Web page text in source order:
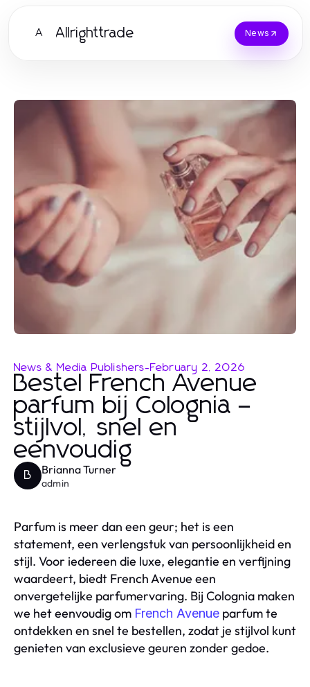
A Allrighttrade News
News & Media Publishers-February 2, 2026
Bestel French Avenue
parfum bij Colognia –
stijlvol, snel en
eenvoudig
B Brianna Turner
admin
Parfum is meer dan een geur; het is een
statement, een verlengstuk van persoonlijkheid en
stijl. Voor iedereen die luxe, elegantie en verfijning
waardeert, biedt French Avenue een
onvergetelijke parfumervaring. Bij Colognia maken
we het eenvoudig om French Avenue parfum te
ontdekken en snel te bestellen, zodat je stijlvol kunt
genieten van exclusieve geuren zonder gedoe.